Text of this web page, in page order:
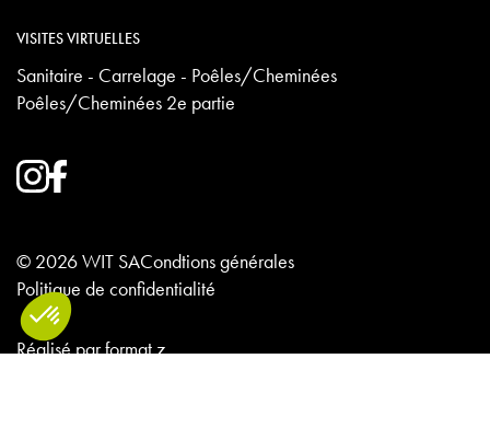
VISITES VIRTUELLES
Sanitaire - Carrelage - Poêles/Cheminées
Poêles/Cheminées 2e partie
© 2026 WIT SACondtions générales
Politique de confidentialité
Réalisé parformat z